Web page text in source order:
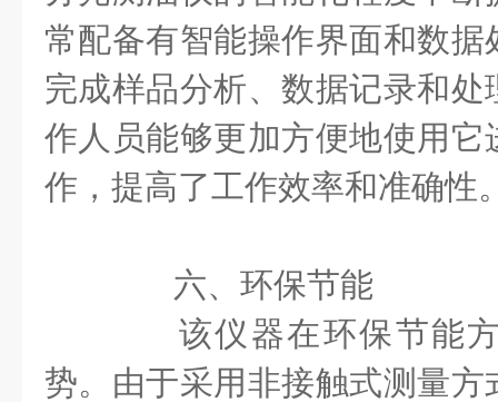
常配备有智能操作界面和数
完成样品分析、数据记录和
作人员能够更加方便地使用
作，提高了工作效率和准确性
六、环保节能
该仪器在环保节能方
势。由于采用非接触式测量